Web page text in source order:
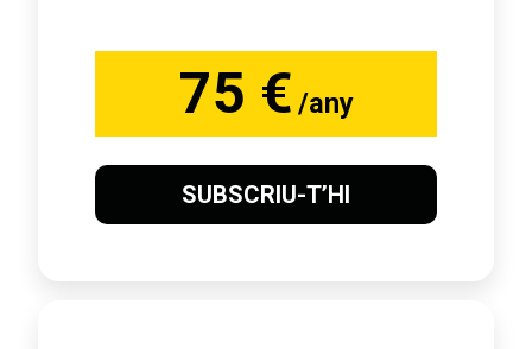
75 € /any
SUBSCRIU-T’HI